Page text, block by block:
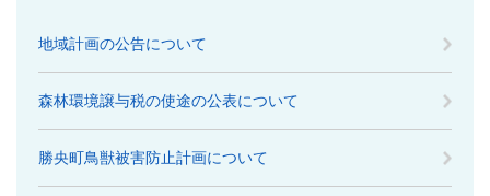
地域計画の公告について
森林環境譲与税の使途の公表について
勝央町鳥獣被害防止計画について